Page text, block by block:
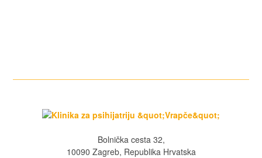
Bolnička cesta 32,
10090 Zagreb, Republika Hrvatska